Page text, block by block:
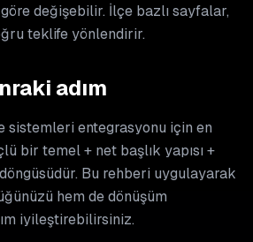
değişebilir. İlçe bazlı sayfalar,
teklife yönlendirir.
adım
sistemleri entegrasyonu için en
bir temel + net başlık yapısı +
Bu rehberi uygulayarak
hem de dönüşüm
iyileştirebilirsiniz.